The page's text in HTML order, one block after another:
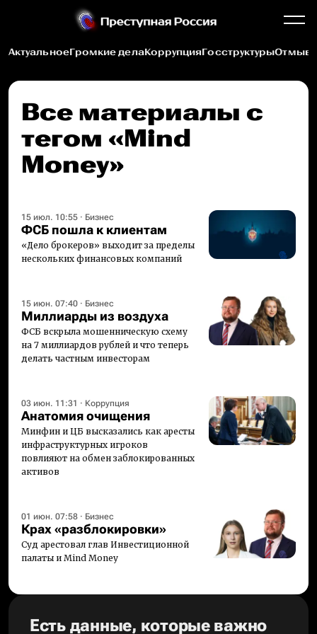
АктуальноеГромкие делаКоррупцияГосструктуры
Все материалы c
тегом «Mind
Money»
15 июл. 10:55 · Бизнес
ФСБ пошла к клиентам
«Дело брокеров» выходит за пределы
нескольких финансовых компаний
15 июн. 07:40 · Бизнес
Миллиарды из воздуха
ФСБ вскрыла мошенническую схему
на 7 миллиардов рублей и что теперь
делать частным инвесторам
03 июн. 11:31 · Коррупция
Анатомия очищения
Минфин и ЦБ высказались как аресты
инфраструктурных игроков
повлияют на обмен заблокированных
активов
01 июн. 07:58 · Бизнес
Крах «разблокировки»
Суд арестовал глав Инвестиционной
палаты и Mind Money
Есть данные, которые важно